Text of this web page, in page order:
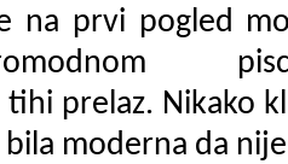
na prvi pogled
prelaz. Nikako
moderna da